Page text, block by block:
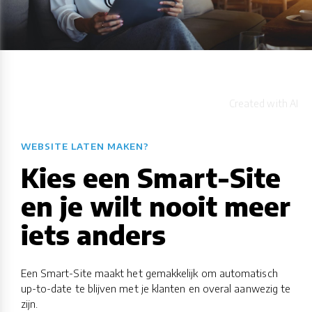
WEBSITE LATEN MAKEN?
Kies een Smart-Site
en je wilt nooit meer
iets anders
Een Smart-Site maakt het gemakkelijk om automatisch
up-to-date te blijven met je klanten en overal aanwezig te
zijn.